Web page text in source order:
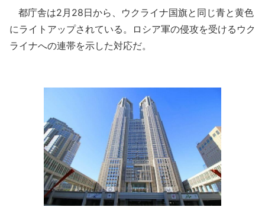
都庁舎は2月28日から、ウクライナ国旗と同じ青と黄色
にライトアップされている。ロシア軍の侵攻を受けるウク
ライナへの連帯を示した対応だ。